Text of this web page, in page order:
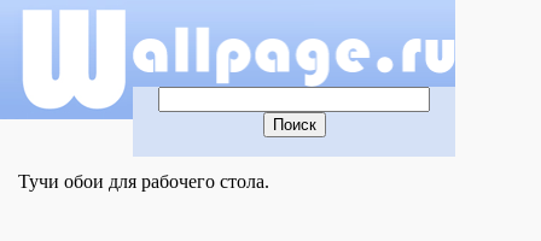
Тучи обои для рабочего стола.